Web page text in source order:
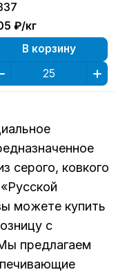
₽/кг
В корзину
серого, ковкого
«Русской
можете купить
с
предлагаем